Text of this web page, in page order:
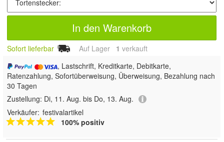
In den Warenkorb
Sofort lieferbar Auf Lager 1 verkauft
, Lastschrift, Kreditkarte, Debitkarte,
Ratenzahlung, Sofortüberweisung, Überweisung, Bezahlung nach
30 Tagen
Zustellung: Di, 11. Aug. bis Do, 13. Aug.
Verkäufer: festivalartikel
100% positiv